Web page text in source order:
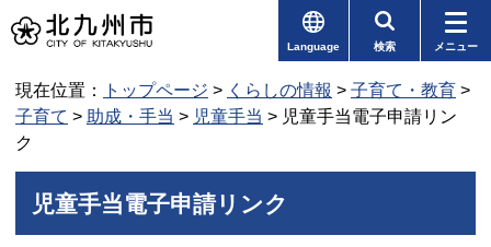
Language 検索 メニュー
現在位置： トップページ > くらしの情報 > 子育て・教育 >
子育て > 助成・手当 > 児童手当 > 児童手当電子申請リン
ク
児童手当電子申請リンク